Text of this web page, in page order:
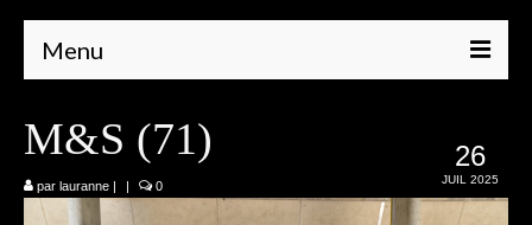
Menu
Mariages
26
JUIL 2025
M&S (71)
par lauranne | | 0